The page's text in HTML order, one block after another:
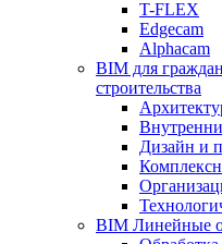
T-FLEX
Edgecam
Alphacam
BIM для
строительства
Дизайн и
BIM Линейные